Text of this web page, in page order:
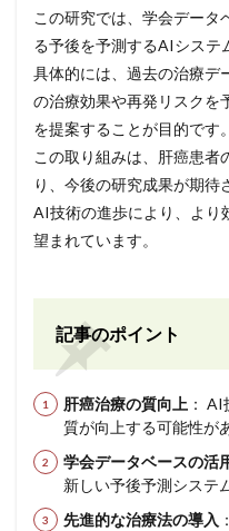
この研究では、学会データ
る予後を予測するAIシステ
具体的には、過去の治療デ
の治療効果や再発リスクを
を提案することが目的です。
この取り組みは、肝癌患者
り、今後の研究成果が期待
AI技術の進歩により、より
望まれています。
記事のポイント
肝癌治療の質向上 ：
質が向上する可能性が
学会データベースの活
新しい予後予測システ
先進的な治療法の導入